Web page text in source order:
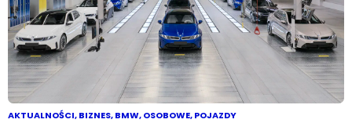
AKTUALNOŚCI,BIZNES,BMW,OSOBOWE,POJAZDY